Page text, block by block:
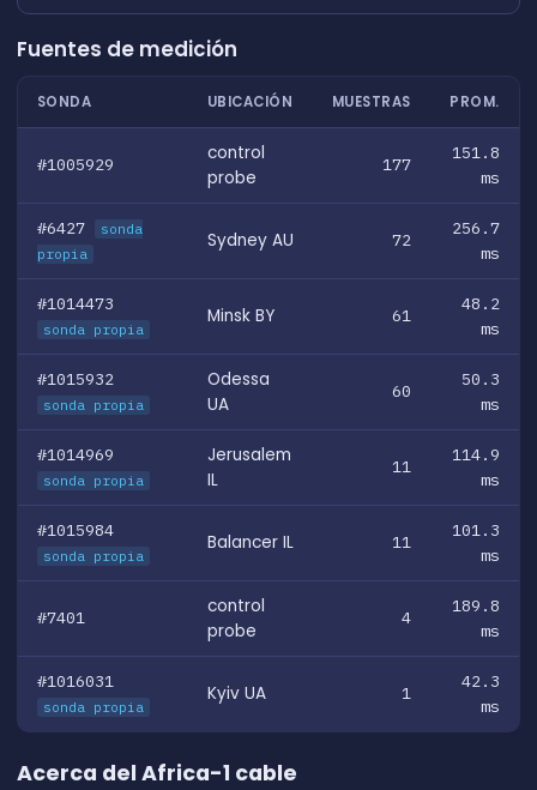
Fuentes de medición
SONDA UBICACIÓN MUESTRAS PROM.
#1005929
control
probe
177
151.8
ms
#6427
sonda
propia
Sydney AU 72
256.7
ms
#1014473
sonda propia
Minsk BY 61
48.2
ms
#1015932
sonda propia
Odessa
UA
60
50.3
ms
#1014969
sonda propia
Jerusalem
IL
11
114.9
ms
#1015984
sonda propia
Balancer IL 11
101.3
ms
#7401
control
probe
4
189.8
ms
#1016031
sonda propia
Kyiv UA 1
42.3
ms
Acerca del Africa-1 cable